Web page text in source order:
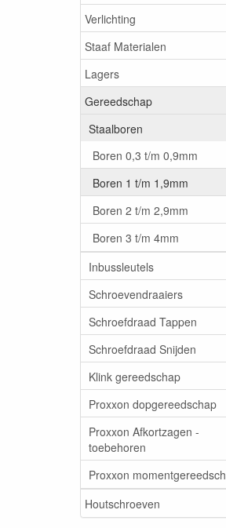
Verlichting
Staaf Materialen
Lagers
Gereedschap
Staalboren
Boren 0,3 t/m 0,9mm
Boren 1 t/m 1,9mm
Boren 2 t/m 2,9mm
Boren 3 t/m 4mm
Inbussleutels
Schroevendraaiers
Schroefdraad Tappen
Schroefdraad Snijden
Klink gereedschap
Proxxon dopgereedschap
Proxxon Afkortzagen -
toebehoren
Proxxon
Houtschroeven